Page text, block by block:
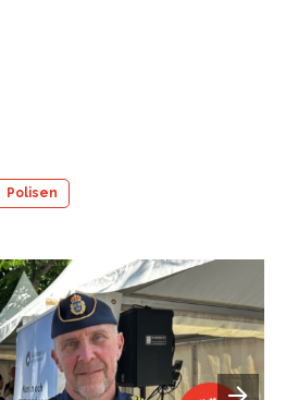
Polisen